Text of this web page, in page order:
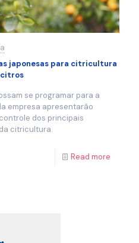
japonesas para citricultura
se programar para a
empresa apresentarão
dos principais
citricultura.
Read more